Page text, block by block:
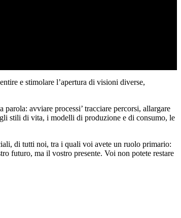
e stimolare l’apertura di visioni diverse,
avviare processi’ tracciare percorsi, allargare
stili di vita, i modelli di produzione e di consumo, le
di tutti noi, tra i quali voi avete un ruolo primario:
futuro, ma il vostro presente. Voi non potete restare